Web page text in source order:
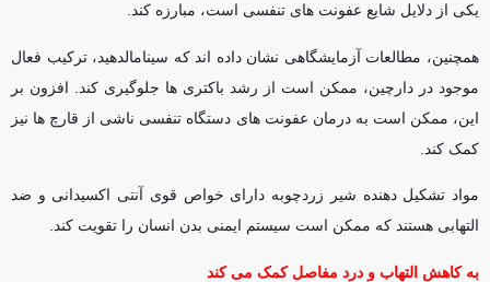
یکی از دلایل شایع عفونت های تنفسی است، مبارزه کند.
همچنین، مطالعات آزمایشگاهی نشان داده اند که سینامالدهید، ترکیب فعال
موجود در دارچین، ممکن است از رشد باکتری ها جلوگیری کند. افزون بر
این، ممکن است به درمان عفونت های دستگاه تنفسی ناشی از قارچ ها نیز
کمک کند.
مواد تشکیل دهنده شیر زردچوبه دارای خواص قوی آنتی اکسیدانی و ضد
التهابی هستند که ممکن است سیستم ایمنی بدن انسان را تقویت کند.
به کاهش التهاب و درد مفاصل کمک می کند